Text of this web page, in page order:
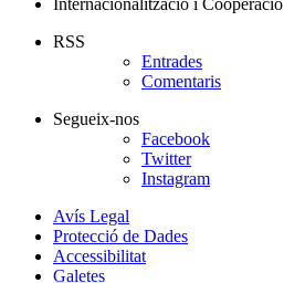
Internacionalització i Cooperació
RSS
Entrades
Comentaris
Segueix-nos
Facebook
Twitter
Instagram
Avís Legal
Protecció de Dades
Accessibilitat
Galetes